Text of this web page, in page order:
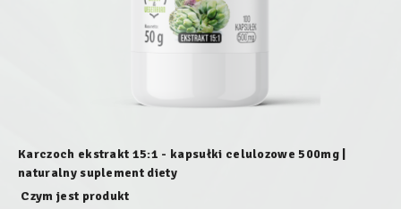
Karczoch ekstrakt 15:1 - kapsułki celulozowe 500mg |
naturalny suplement diety
Czym jest produkt